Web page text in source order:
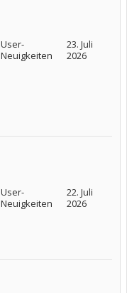
User-
Neuigkeiten
23. Juli
2026
User-
Neuigkeiten
22. Juli
2026